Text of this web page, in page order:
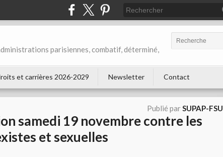
parisiennes, combatif, déterminé,
et carrières 2026-2029 Newsletter Contact
Publié parSUPAP-FSU
samedi 19 novembre contre les
et sexuelles